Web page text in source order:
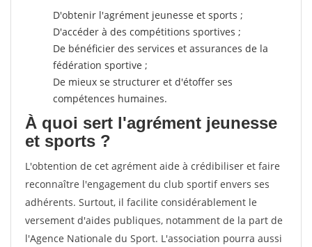
D'obtenir l'agrément jeunesse et sports ;
D'accéder à des compétitions sportives ;
De bénéficier des services et assurances de la
fédération sportive ;
De mieux se structurer et d'étoffer ses
compétences humaines.
À quoi sert l'agrément jeunesse
et sports ?
L'obtention de cet agrément aide à crédibiliser et faire
reconnaître l'engagement du club sportif envers ses
adhérents. Surtout, il facilite considérablement le
versement d'aides publiques, notamment de la part de
l'Agence Nationale du Sport. L'association pourra aussi